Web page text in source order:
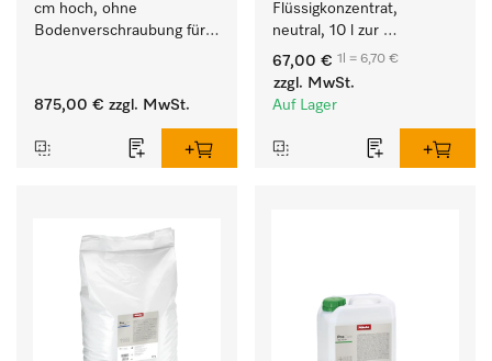
cm hoch, ohne
Bodenverschraubung für
Waschmaschine und
875,00 € zzgl. MwSt.
Flüssigkonzentrat,
neutral, 10 l zur
wirksamen Entfernung
von Fettverschmutzungen.
67,00 € 1l = 6,70 €
zzgl. MwSt.
Auf Lager